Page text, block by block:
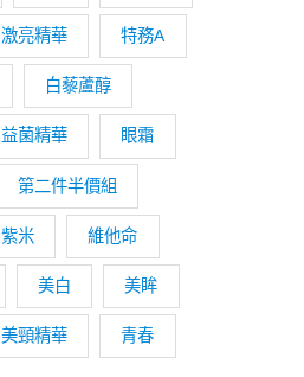
激亮精華 特務A
白藜蘆醇
益菌精華 眼霜
第二件半價組
紫米 維他命
美白 美眸
美頸精華 青春